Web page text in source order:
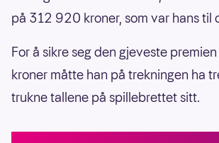
på 312 920 kroner, som var hans til
For å sikre seg den gjeveste
kroner måtte han på trekningen ha
trukne tallene på spillebrettet sitt.